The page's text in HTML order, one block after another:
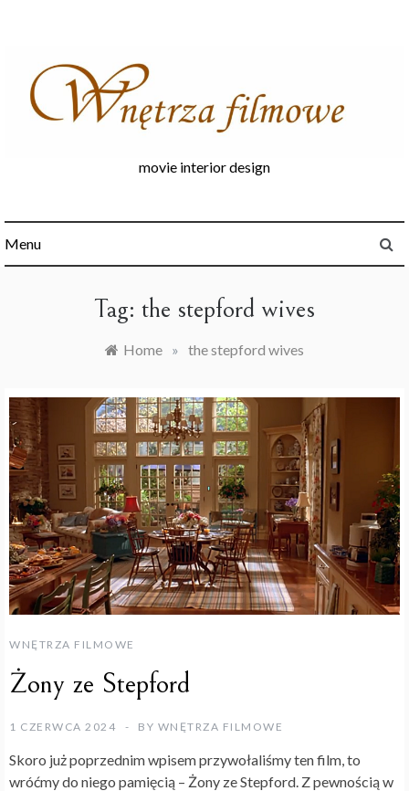
movie interior design
Menu
Tag: the stepford wives
Home » the stepford wives
WNĘTRZA FILMOWE
Żony ze Stepford
1 CZERWCA 2024 BY WNĘTRZA FILMOWE
Skoro już poprzednim wpisem przywołaliśmy ten film, to
wróćmy do niego pamięcią – Żony ze Stepford. Z pewnością w